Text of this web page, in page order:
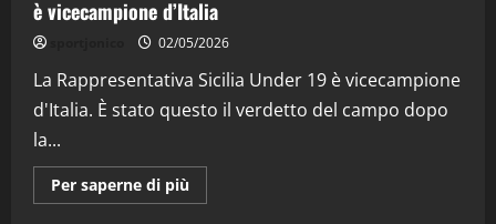
"SportEmpire" in Podcast
“SportEmpire” in Podcast: 28^ Puntata
21/04/2026
“SportEmpire” in Podcast: 27^ Puntata
(Martedi 14 Aprile 2026)
è vicecampione d’Italia
02/05/2026
La Rappresentativa Sicilia Under 19 è vicecampione
d'Italia. È stato questo il verdetto del campo dopo
la...
Per saperne di più
informazioni